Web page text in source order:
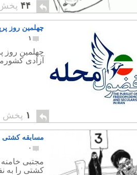
۴۴
چهلمین روز
۱
چهلمین روز
آزادی
۱ پخش
مسابقه کشتی
۰
مجتبی
کشتی را به